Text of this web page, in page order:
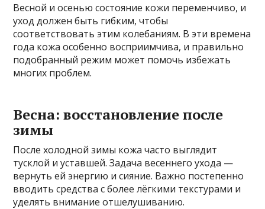
Весной и осенью состояние кожи переменчиво, и
уход должен быть гибким, чтобы
соответствовать этим колебаниям. В эти времена
года кожа особенно восприимчива, и правильно
подобранный режим может помочь избежать
многих проблем.
Весна: восстановление после
зимы
После холодной зимы кожа часто выглядит
тусклой и уставшей. Задача весеннего ухода —
вернуть ей энергию и сияние. Важно постепенно
вводить средства с более лёгкими текстурами и
уделять внимание отшелушиванию.